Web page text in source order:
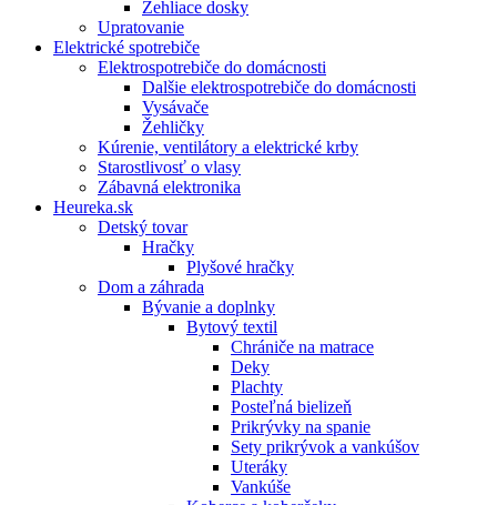
Žehliace dosky
Upratovanie
Elektrické spotrebiče
Elektrospotrebiče do domácnosti
Dalšie elektrospotrebiče do domácnosti
Vysávače
Žehličky
Kúrenie, ventilátory a elektrické krby
Starostlivosť o vlasy
Zábavná elektronika
Heureka.sk
Detský tovar
Hračky
Plyšové hračky
Dom a záhrada
Bývanie a doplnky
Bytový textil
Chrániče na matrace
Deky
Plachty
Posteľná bielizeň
Prikrývky na spanie
Sety prikrývok a vankúšov
Uteráky
Vankúše